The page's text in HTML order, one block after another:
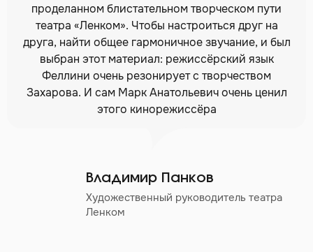
Владимир Панков
Художественный руководитель театра
Ленком
проделанном блистательном творческом пути
театра «Ленком». Чтобы настроиться друг на
друга, найти общее гармоничное звучание, и был
выбран этот материал: режиссёрский язык
Феллини очень резонирует с творчеством
Захарова. И сам Марк Анатольевич очень ценил
этого кинорежиссёра